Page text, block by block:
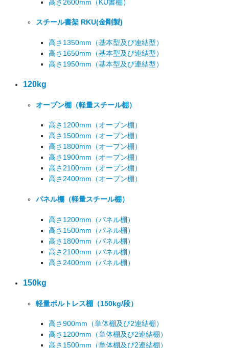
高さ2600mm （KU書棚）
スチール書架 RKU(金剛製)
高さ1350mm （基本型及び連結型）
高さ1650mm （基本型及び連結型）
高さ1950mm （基本型及び連結型）
120kg
オープン棚 （軽量スチール棚）
高さ1200mm （オープン棚）
高さ1500mm （オープン棚）
高さ1800mm （オープン棚）
高さ1900mm （オープン棚）
高さ2100mm （オープン棚）
高さ2400mm （オープン棚）
パネル棚 （軽量スチール棚）
高さ1200mm （パネル棚）
高さ1500mm （パネル棚）
高さ1800mm （パネル棚）
高さ2100mm （パネル棚）
高さ2400mm （パネル棚）
150kg
軽量ボルトレス棚 （150kg/段）
高さ900mm （単体棚及び2連結棚）
高さ1200mm （単体棚及び2連結棚）
高さ1500mm （単体棚及び2連結棚）